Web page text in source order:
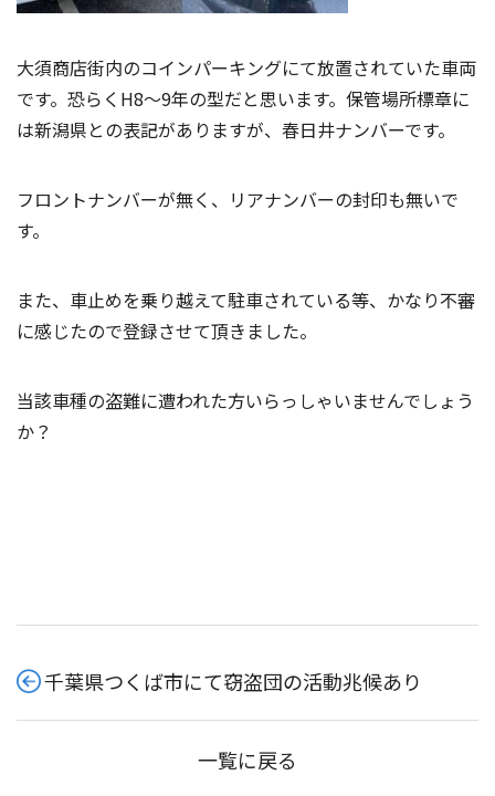
大須商店街内のコインパーキングにて放置されていた車両
です。恐らくH8～9年の型だと思います。保管場所標章に
は新潟県との表記がありますが、春日井ナンバーです。
フロントナンバーが無く、リアナンバーの封印も無いで
す。
また、車止めを乗り越えて駐車されている等、かなり不審
に感じたので登録させて頂きました。
当該車種の盗難に遭われた方いらっしゃいませんでしょう
か？
千葉県つくば市にて窃盗団の活動兆候あり
一覧に戻る